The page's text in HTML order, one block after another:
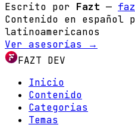
Escrito por Fazt —
Contenido en español
latinoamericanos
Ver asesorías →
FAZT DEV
Inicio
Contenido
Categorias
Temas